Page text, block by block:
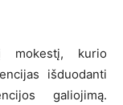
mokestį, kurio
išduodanti
galiojimą.